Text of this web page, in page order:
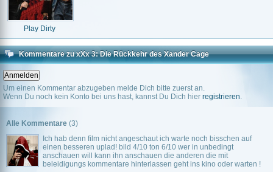
Play Dirty
Kommentare zu xXx 3: Die Rückkehr des Xander Cage
Um einen Kommentar abzugeben melde Dich bitte zuerst an.
Wenn Du noch kein Konto bei uns hast, kannst Du Dich hier registrieren.
Alle Kommentare (3)
Ich hab denn film nicht angeschaut ich warte noch bisschen auf
einen besseren uplad! bild 4/10 ton 6/10 wer in unbedingt
anschauen will kann ihn anschauen die anderen die mit
beleidigungs kommentare hinterlassen geht ins kino oder warten !